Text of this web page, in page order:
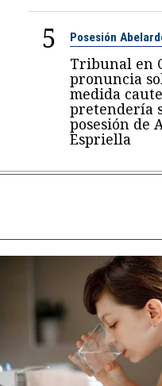
5 Posesión
Tribunal en
pronuncia
medida
pretendería
posesión de
Espriella